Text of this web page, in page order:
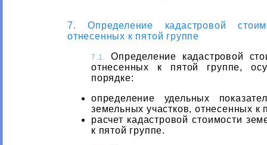
7. Определение кадастровой
отнесенных к пятой группе
7.1.
Определение кадастровой
отнесенных к пятой группе,
порядке:
определение удельных
земельных участков, отнесенных к
расчет кадастровой стоимости
к пятой группе.